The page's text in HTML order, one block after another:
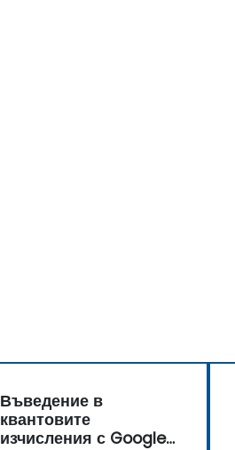
Въведение в
квантовите
изчисления с Google